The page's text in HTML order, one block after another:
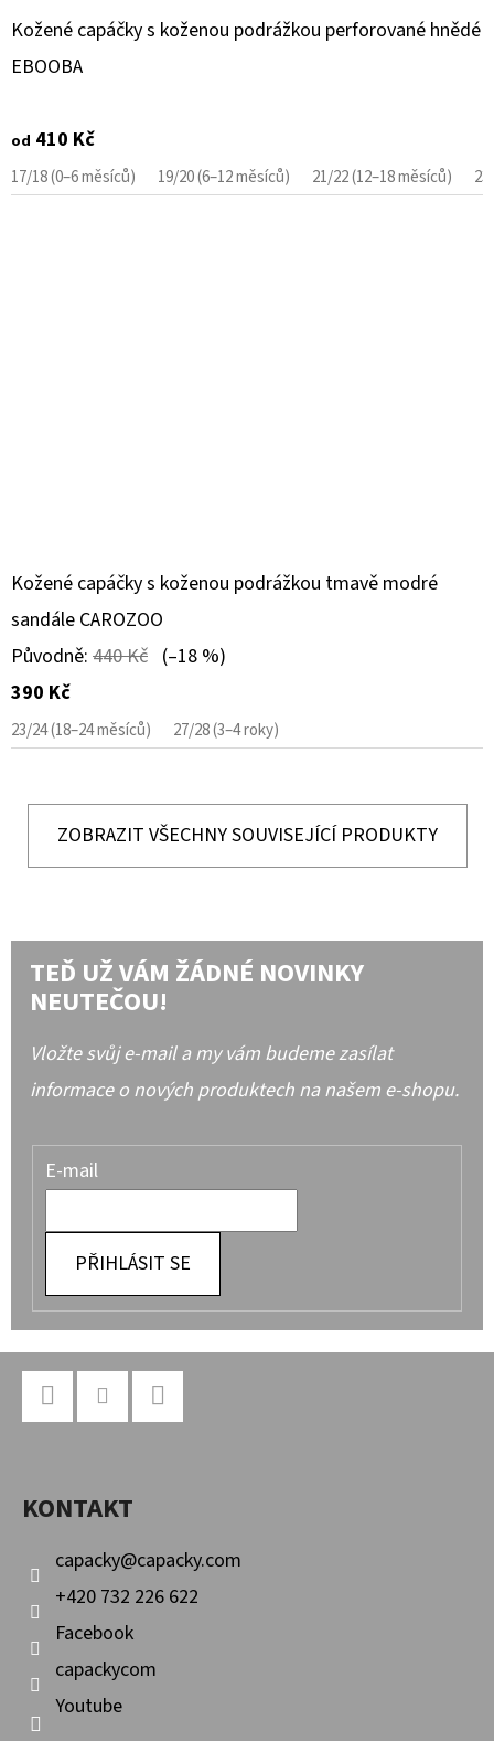
Kožené capáčky s koženou podrážkou perforované hnědé
EBOOBA
od 410 Kč
17/18 (0–6 měsíců) 19/20 (6–12 měsíců) 21/22 (12–18 měsíců)
Kožené capáčky s koženou podrážkou tmavě modré
sandále CAROZOO
Původně: 440 Kč (–18 %)
390 Kč
23/24 (18–24 měsíců) 27/28 (3–4 roky)
ZOBRAZIT VŠECHNY SOUVISEJÍCÍ PRODUKTY
TEĎ UŽ VÁM ŽÁDNÉ NOVINKY
NEUTEČOU!
Vložte svůj e-mail a my vám budeme zasílat
informace o nových produktech na našem e-shopu.
E-mail
PŘIHLÁSIT SE
KONTAKT
capacky@capacky.com
+420 732 226 622
Facebook
capackycom
Youtube